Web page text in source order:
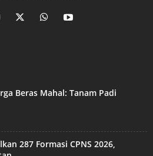
Beras Mahal: Tanam Padi
287 Formasi CPNS 2026,